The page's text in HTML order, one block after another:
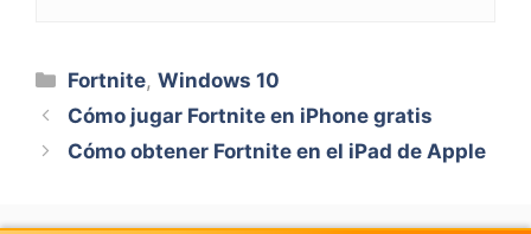
Categorías
Fortnite,Windows 10
Cómo jugar Fortnite en iPhone gratis
Cómo obtener Fortnite en el iPad de Apple